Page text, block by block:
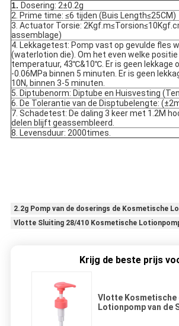
1. Dosering: 2±0.2g
2. Prime time: ≤6 tijden (Buis Length≤25CM)
3. Actuator Torsie:
assemblage)
4. Lekkagetest: Pomp vast op gevulde fles
(waterlotion die). Om het even welke
temperatuur, 43℃&10℃. Er is geen lekkage
-0.06MPa binnen 5 minuten. Er is geen
10N, binnen 3-5 minuten.
5. Diptubenorm: Diptube en Huisvesting
6. De Tolerantie van de Disptubelengte:
7. Schadetest: De daling 3 keer met 1.2M
delen blijft geassembleerd.
8. Levensduur: 2000times.
2.2g Pomp van de doserings de Kosmetische
Vlotte Sluiting 28/410 Kosmetische
Krijg de beste prijs
Vlotte Kosmetische
Lotionpomp van de